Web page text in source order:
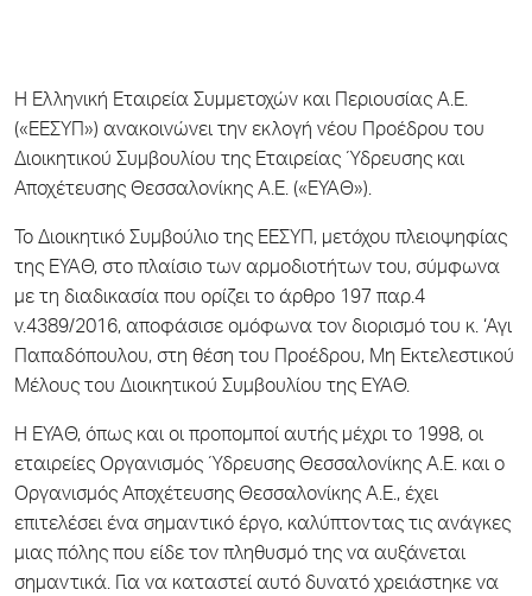
Η Ελληνική Εταιρεία Συμμετοχών και Περιουσίας Α.Ε.
(«ΕΕΣΥΠ») ανακοινώνει την εκλογή νέου Προέδρου του
Διοικητικού Συμβουλίου της Εταιρείας Ύδρευσης και
Αποχέτευσης Θεσσαλονίκης Α.Ε. («ΕΥΑΘ»).
Το Διοικητικό Συμβούλιο της ΕΕΣΥΠ, μετόχου πλειοψηφίας
της ΕΥΑΘ, στο πλαίσιο των αρμοδιοτήτων του, σύμφωνα
με τη διαδικασία που ορίζει το άρθρο 197 παρ.4
ν.4389/2016, αποφάσισε ομόφωνα τον διορισμό του κ. ‘Αγι
Παπαδόπουλου, στη θέση του Προέδρου, Μη Εκτελεστικού
Μέλους του Διοικητικού Συμβουλίου της ΕΥΑΘ.
Η ΕΥΑΘ, όπως και οι προπομποί αυτής μέχρι το 1998, οι
εταιρείες Οργανισμός Ύδρευσης Θεσσαλονίκης Α.Ε. και ο
Οργανισμός Αποχέτευσης Θεσσαλονίκης Α.Ε., έχει
επιτελέσει ένα σημαντικό έργο, καλύπτοντας τις ανάγκες
μιας πόλης που είδε τον πληθυσμό της να αυξάνεται
σημαντικά. Για να καταστεί αυτό δυνατό χρειάστηκε να